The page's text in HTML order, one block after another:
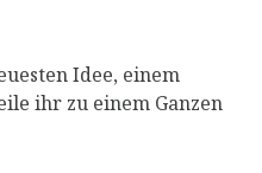
Idee, einem
ihr zu einem Ganzen